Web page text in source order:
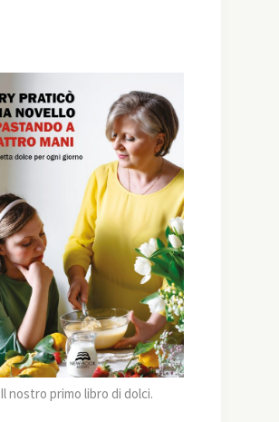
Il nostro primo libro di dolci.